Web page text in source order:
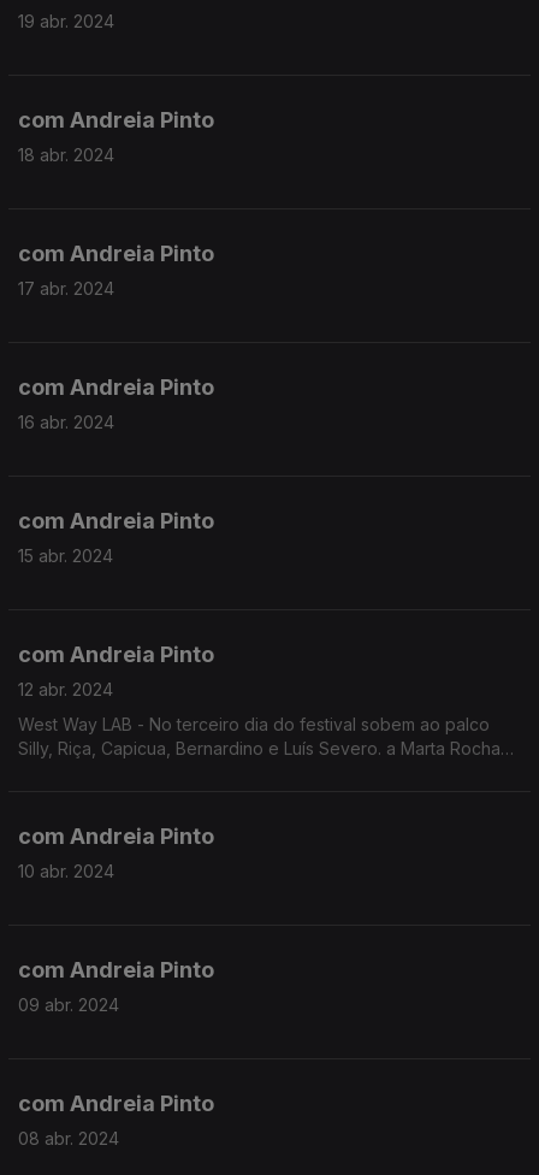
19 abr. 2024
com Andreia Pinto
18 abr. 2024
com Andreia Pinto
17 abr. 2024
com Andreia Pinto
16 abr. 2024
com Andreia Pinto
15 abr. 2024
com Andreia Pinto
12 abr. 2024
West Way LAB - No terceiro dia do festival sobem ao palco
Silly, Riça, Capicua, Bernardino e Luís Severo. a Marta Rocha
com Andreia Pinto
10 abr. 2024
com Andreia Pinto
09 abr. 2024
com Andreia Pinto
08 abr. 2024